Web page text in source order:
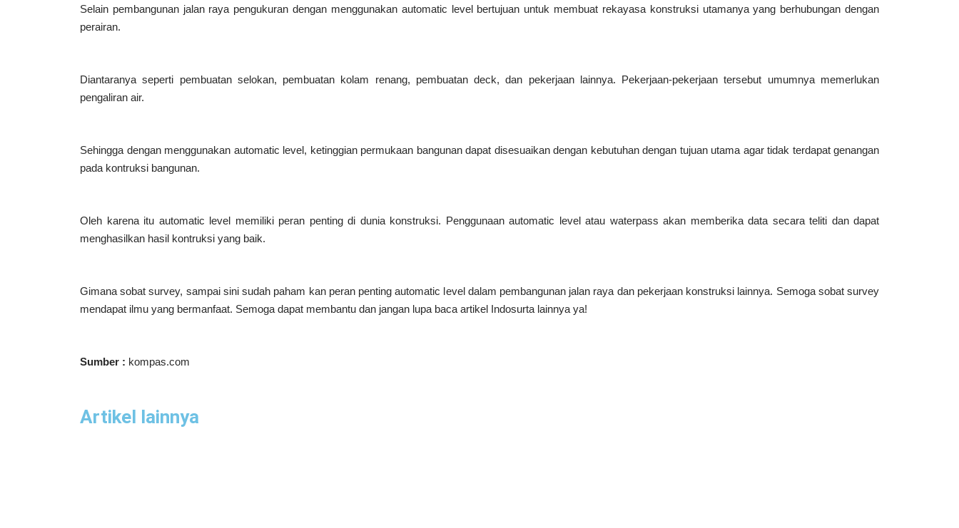
Selain pembangunan jalan raya pengukuran dengan menggunakan automatic level bertujuan untuk membuat rekayasa konstruksi utamanya yang berhubungan dengan
perairan.
Diantaranya seperti pembuatan selokan, pembuatan kolam renang, pembuatan deck, dan pekerjaan lainnya. Pekerjaan-pekerjaan tersebut umumnya memerlukan
pengaliran air.
Sehingga dengan menggunakan automatic level, ketinggian permukaan bangunan dapat disesuaikan dengan kebutuhan dengan tujuan utama agar tidak terdapat genangan
pada kontruksi bangunan.
Oleh karena itu automatic level memiliki peran penting di dunia konstruksi. Penggunaan automatic level atau waterpass akan memberika data secara teliti dan dapat
menghasilkan hasil kontruksi yang baik.
Gimana sobat survey, sampai sini sudah paham kan peran penting automatic level dalam pembangunan jalan raya dan pekerjaan konstruksi lainnya. Semoga sobat survey
mendapat ilmu yang bermanfaat. Semoga dapat membantu dan jangan lupa baca artikel Indosurta lainnya ya!
Sumber : kompas.com
Artikel lainnya